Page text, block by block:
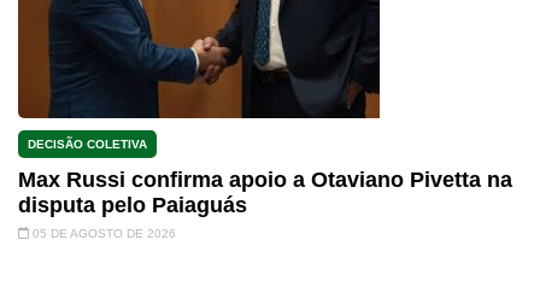
DECISÃO COLETIVA
Max Russi confirma apoio a Otaviano Pivetta na
disputa pelo Paiaguás
05 DE AGOSTO DE 2026